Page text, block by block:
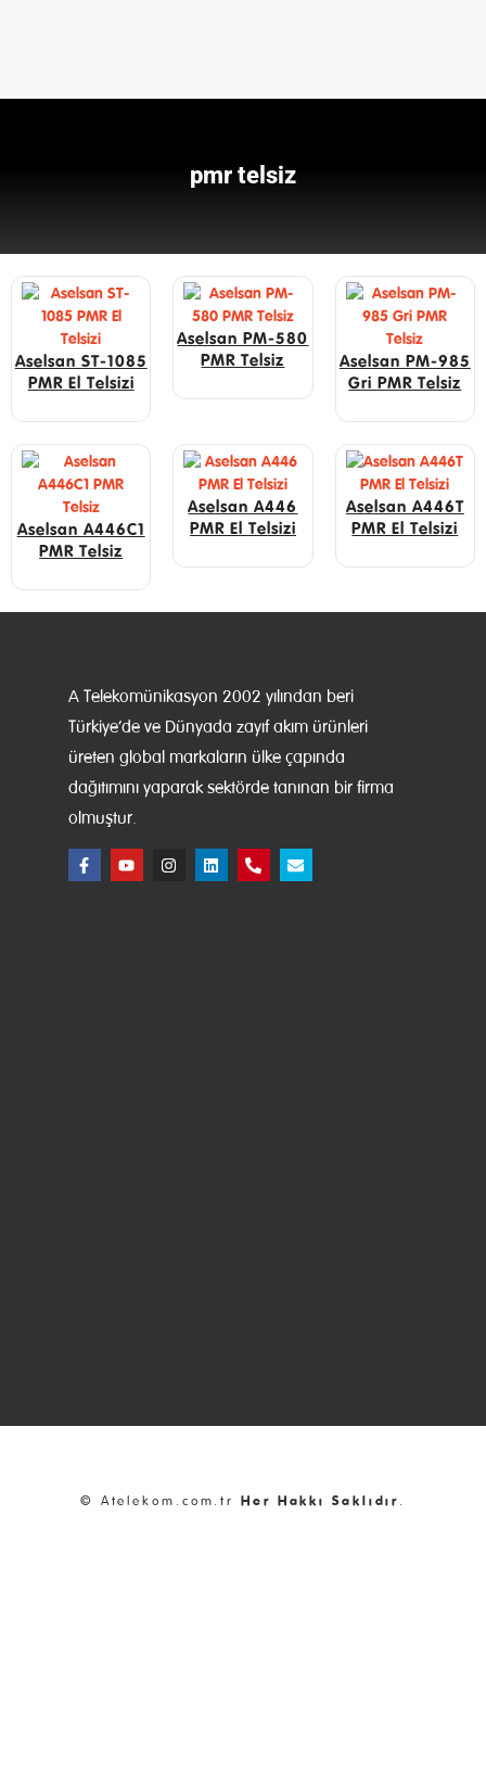
pmr telsiz
Aselsan ST-1085
PMR El Telsizi
Aselsan PM-580
PMR Telsiz
Aselsan PM-985
Gri PMR Telsiz
Aselsan A446C1
PMR Telsiz
Aselsan A446
PMR El Telsizi
Aselsan A446T
PMR El Telsizi
A Telekomünikasyon 2002 yılından beri
Türkiye’de ve Dünyada zayıf akım ürünleri
üreten global markaların ülke çapında
dağıtımını yaparak sektörde tanınan bir firma
olmuştur.
© Atelekom.com.trHer Hakkı Saklıdır .